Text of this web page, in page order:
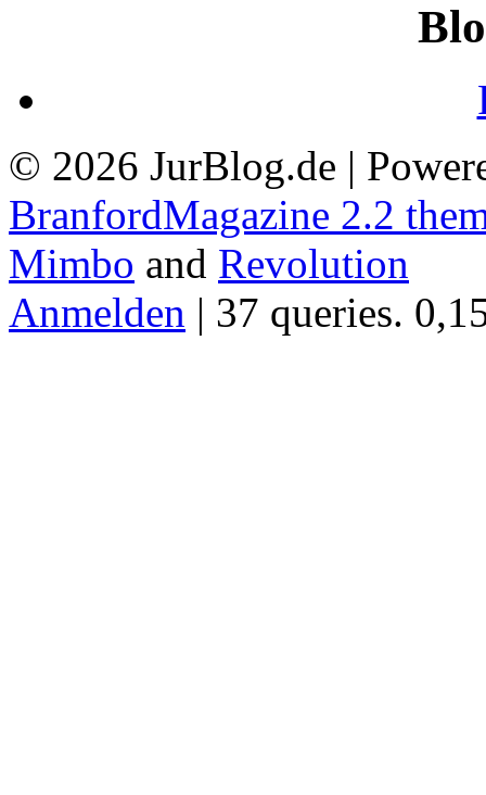
© 2026 JurBlog.de |
BranfordMagazine 2.2
Mimbo and Revolution
Anmelden | 37 queries.